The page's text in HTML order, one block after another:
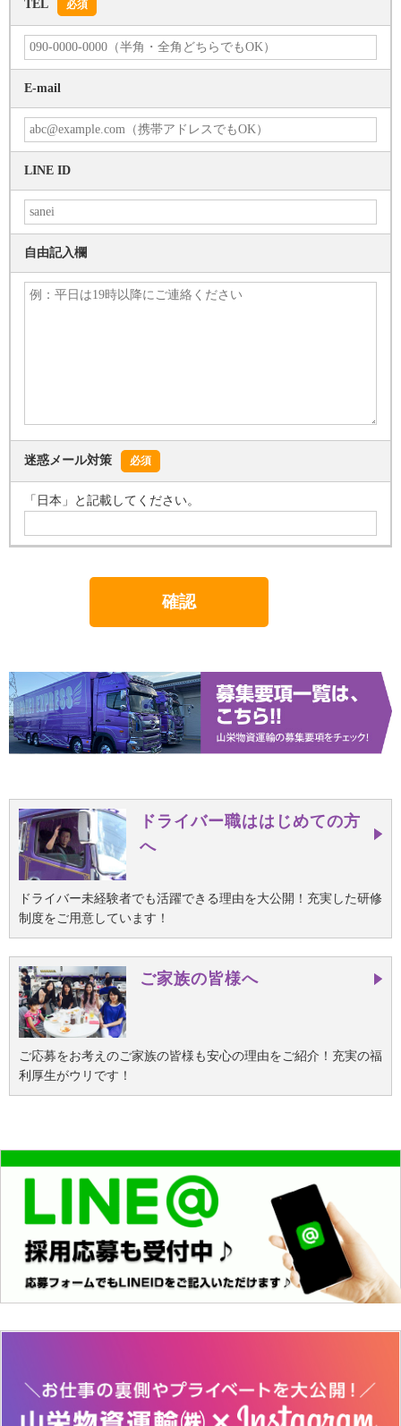
TEL 必須
E-mail
LINE ID
自由記入欄
迷惑メール対策 必須
「日本」と記載してください。
ドライバー職ははじめての方
へ
ドライバー未経験者でも活躍できる理由を大公開！充実した研修
制度をご用意しています！
ご家族の皆様へ
ご応募をお考えのご家族の皆様も安心の理由をご紹介！充実の福
利厚生がウリです！